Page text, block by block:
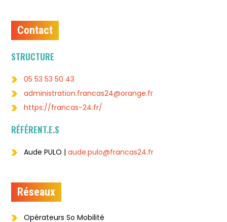
Contact
STRUCTURE
05 53 53 50 43
administration.francas24@orange.fr
https://francas-24.fr/
RÉFÉRENT.E.S
Aude PULO |aude.pulo@francas24.fr
Réseaux
Opérateurs So Mobilité